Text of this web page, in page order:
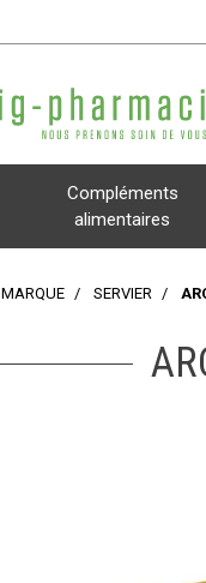
Compléments
alimentaires
MARQUE SERVIER